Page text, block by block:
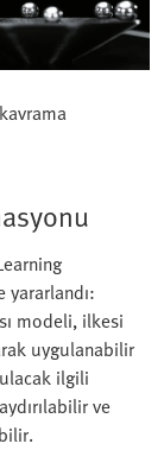
modeli, ilkesi
uygulanabilir
ilgili
ve